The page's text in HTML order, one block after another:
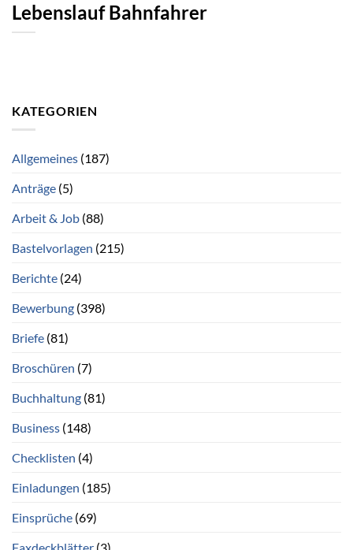
Lebenslauf Bahnfahrer
KATEGORIEN
Allgemeines (187)
Anträge (5)
Arbeit & Job (88)
Bastelvorlagen (215)
Berichte (24)
Bewerbung (398)
Briefe (81)
Broschüren (7)
Buchhaltung (81)
Business (148)
Checklisten (4)
Einladungen (185)
Einsprüche (69)